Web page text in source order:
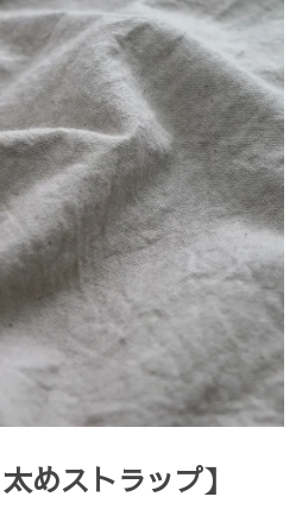
めストラップ】